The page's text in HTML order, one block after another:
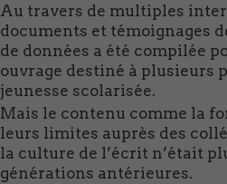
Au travers de multiples
documents et témoignages
de données a été compilée
ouvrage destiné à plusieurs
jeunesse scolarisée.
Mais le contenu comme la
leurs limites auprès des
la culture de l’écrit n’était
générations antérieures.